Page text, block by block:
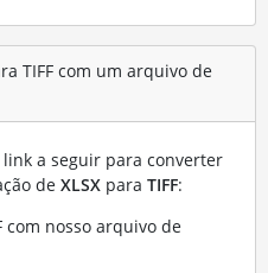
TIFF com um arquivo de
a seguir para converter
de XLSXpara TIFF:
com nosso arquivo de